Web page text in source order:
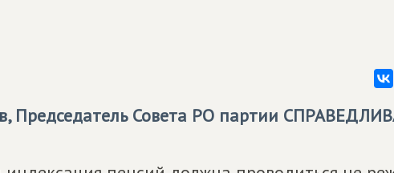
Председатель Совета РО партии